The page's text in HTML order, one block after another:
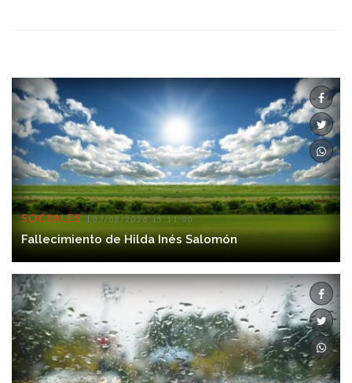
SOCIALES 07/08/2026 15:11:00
Fallecimiento de Hilda Inés Salomón